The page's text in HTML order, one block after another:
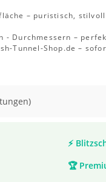
– puristisch,
- Durchmessern –
Tunnel-Shop.de –
⚡
🏆